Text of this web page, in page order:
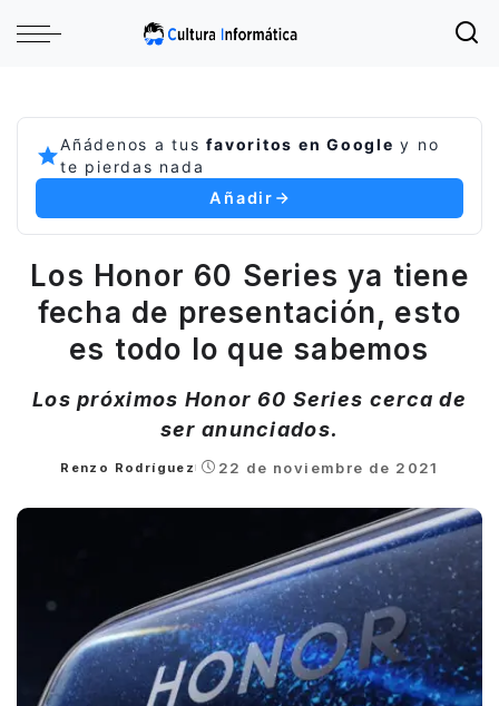
Añádenos a tusfavoritos en Google y no
te pierdas nada
Añadir
Los Honor 60 Series ya tiene
fecha de presentación, esto
es todo lo que sabemos
Los próximos Honor 60 Series cerca de
ser anunciados.
Posted
Renzo Rodríguez 22 de noviembre de 2021